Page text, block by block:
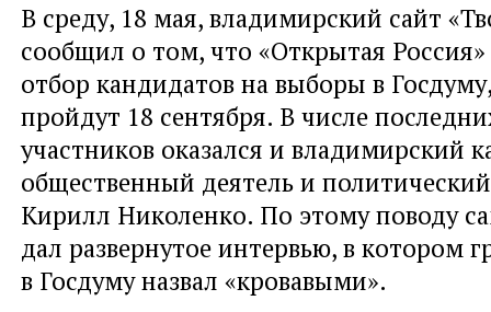
В среду, 18 мая, владимирский сайт
сообщил о том, что «Открытая
отбор кандидатов на выборы в
пройдут 18 сентября. В числе
участников оказался и владимирский
общественный деятель и
Кирилл Николенко. По этому поводу
дал развернутое интервью, в котором
в Госдуму назвал «кровавыми».